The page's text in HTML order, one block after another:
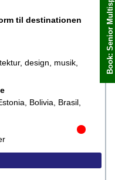
til destinationen
design, musik,
Bolivia, Brasil,